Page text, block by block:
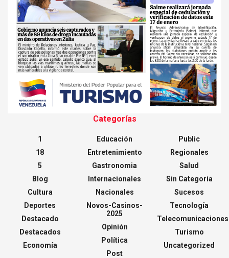
Categorías
1
18
5
Blog
Cultura
Deportes
Destacado
Destacados
Economía
Educación
Entretenimiento
Gastronomia
Internacionales
Nacionales
Novos-Casinos-
2025
Opinión
Política
Post
Public
Regionales
Salud
Sin Categoría
Sucesos
Tecnología
Telecomunicaciones
Turismo
Uncategorized